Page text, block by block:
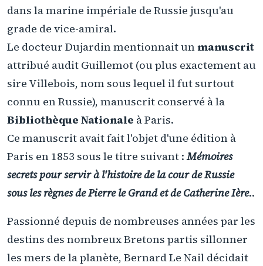
dans la marine impériale de Russie jusqu'au
grade de vice-amiral.
Le docteur Dujardin mentionnait unmanuscrit
attribué audit Guillemot (ou plus exactement au
sire Villebois, nom sous lequel il fut surtout
connu en Russie), manuscrit conservé à la
Bibliothèque Nationale à Paris.
Ce manuscrit avait fait l'objet d'une édition à
Paris en 1853 sous le titre suivant :Mémoires
secrets pour servir à l'histoire de la cour de Russie
sous les règnes de Pierre le Grand et de Catherine Ière..
Passionné depuis de nombreuses années par les
destins des nombreux Bretons partis sillonner
les mers de la planète, Bernard Le Nail décidait